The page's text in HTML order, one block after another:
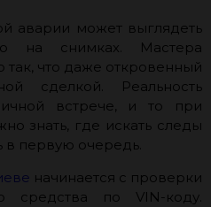
аварии может выглядеть
на снимках. Мастера
так, что даже откровенный
сделкой. Реальность
встрече, и то при
знать, где искать следы
в первую очередь.
начинается с проверки
средства по VIN-коду.